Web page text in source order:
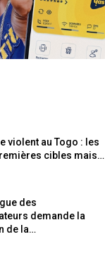
violent au Togo : les
cibles mais…
des
demande la
de la…